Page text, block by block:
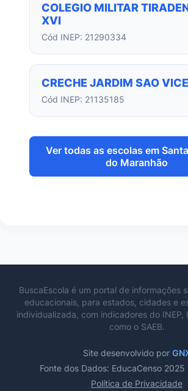
COLEGIO MILITAR
XVI
Cód INEP: 21290334
CRECHE JARDIM SAO
Cód INEP: 21135185
Ver todas as escolas em
do Maranhão
BuscaEscola é um portal de informações
educacionais, para estados, cidades e
individualizada, com indicadores do INEP,
como o SAEB.
Site desenvolvido por
Fonte dos Dados: EducaCenso 2025
Política de Privacidade